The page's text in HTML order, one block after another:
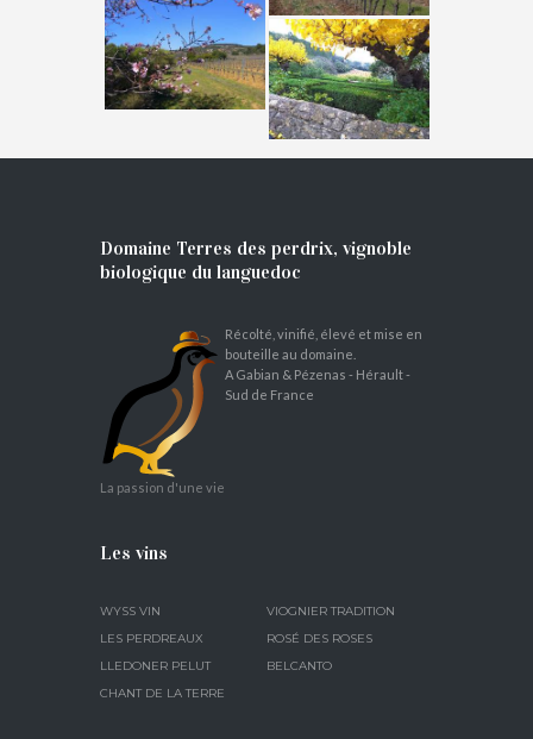
Domaine Terres des perdrix, vignoble
biologique du languedoc
La passion d'une vie
Récolté, vinifié, élevé et mise en
bouteille au domaine.
A Gabian & Pézenas - Hérault -
Sud de France
Les vins
WYSS VIN
VIOGNIER TRADITION
LES PERDREAUX
ROSÉ DES ROSES
LLEDONER PELUT
BELCANTO
CHANT DE LA TERRE